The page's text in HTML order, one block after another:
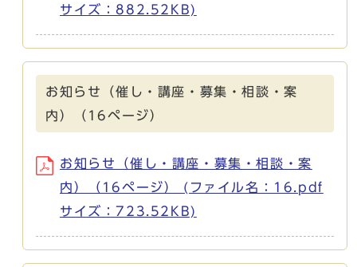
サイズ：882.52KB)
お知らせ（催し・講座・募集・相談・案
内）（16ページ）
お知らせ（催し・講座・募集・相談・案
内）（16ページ） (ファイル名：16.pdf
サイズ：723.52KB)